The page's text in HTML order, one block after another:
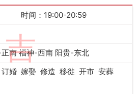
吉
时间：19:00-20:59
南 福神-西南 阳贵-东北
订婚 嫁娶 修造 移徙 开市 安葬